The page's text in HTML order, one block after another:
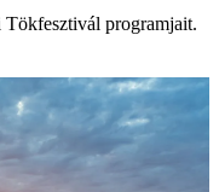
Tökfesztivál programjait.